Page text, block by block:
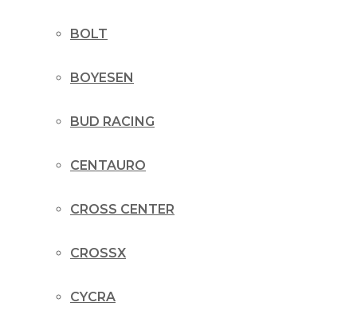
BOLT
BOYESEN
BUD RACING
CENTAURO
CROSS CENTER
CROSSX
CYCRA